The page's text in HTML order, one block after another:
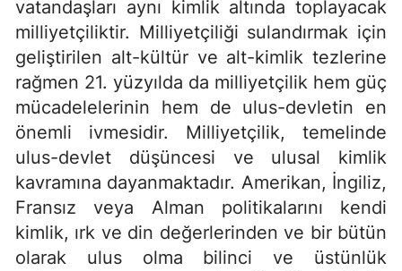
vatandaşları aynı kimlik altında toplayacak
milliyetçiliktir. Milliyetçiliği sulandırmak için
geliştirilen alt-kültür ve alt-kimlik tezlerine
rağmen 21. yüzyılda da milliyetçilik hem güç
mücadelelerinin hem de ulus-devletin en
önemli ivmesidir. Milliyetçilik, temelinde
ulus-devlet düşüncesi ve ulusal kimlik
kavramına dayanmaktadır. Amerikan, İngiliz,
Fransız veya Alman politikalarını kendi
kimlik, ırk ve din değerlerinden ve bir bütün
olarak ulus olma bilinci ve üstünlük